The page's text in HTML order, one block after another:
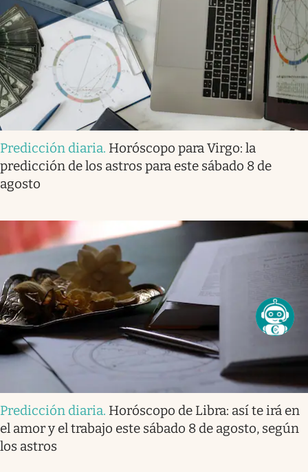
Predicción diaria. Horóscopo para Virgo: la
predicción de los astros para este sábado 8 de
agosto
Predicción diaria. Horóscopo de Libra: así te irá en
el amor y el trabajo este sábado 8 de agosto, según
los astros